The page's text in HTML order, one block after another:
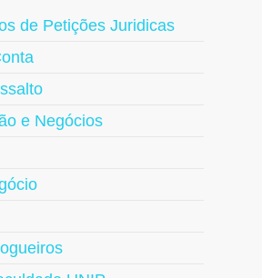
de Petições Juridicas
e Negócios